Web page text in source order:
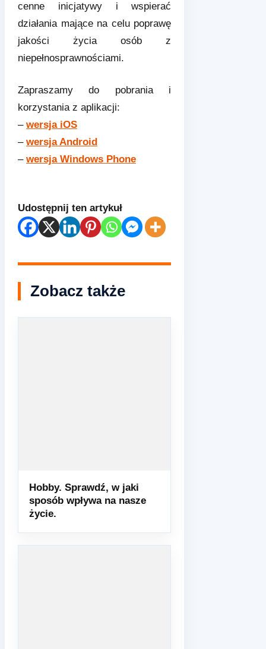
cenne inicjatywy i wspierać
działania mające na celu poprawę
jakości życia osób z
niepełnosprawnościami.
Zapraszamy do pobrania i
korzystania z aplikacji:
– wersja iOS
– wersja Android
– wersja Windows Phone
Udostępnij ten artykuł
Zobacz także
Hobby. Sprawdź, w jaki
sposób wpływa na nasze
życie.